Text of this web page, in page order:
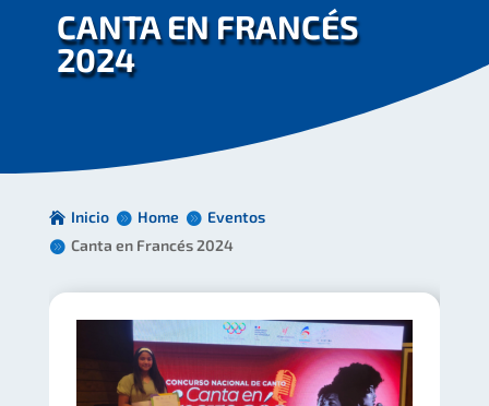
CANTA EN FRANCÉS
2024
Inicio Home
Eventos
Canta en Francés 2024